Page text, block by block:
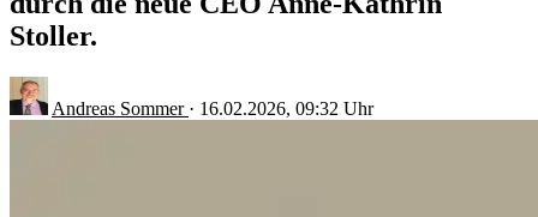
Stoller.
Andreas Sommer · 16.02.2026, 09:32 Uhr